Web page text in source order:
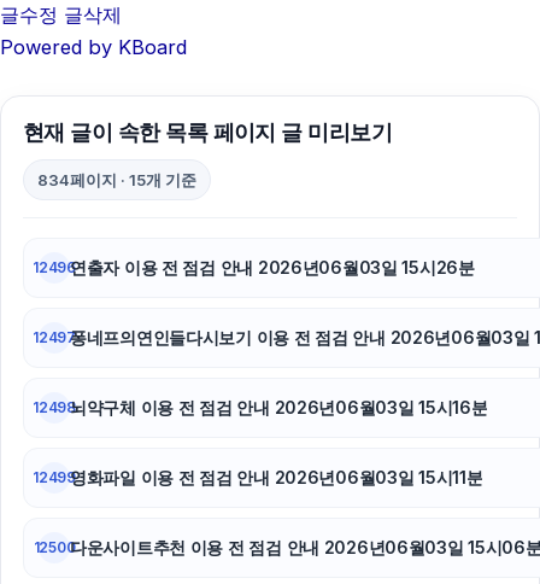
서초구하수구막힘
불륜증거
폰테크
마포하수구막힘
글수정 글삭제
Powered by KBoard
현재 글이 속한 목록 페이지 글 미리보기
834페이지 · 15개 기준
12496연출자 이용 전 점검 안내 2026년06월03일 15시26분
12497퐁네프의연인들다시보기 이용 전 점검 안내 2026년06월03일
12498뇌약구체 이용 전 점검 안내 2026년06월03일 15시16분
12499영화파일 이용 전 점검 안내 2026년06월03일 15시11분
12500다운사이트추천 이용 전 점검 안내 2026년06월03일 15시06